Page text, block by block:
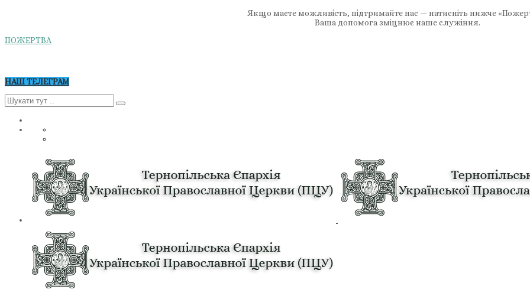
Якщо маєте можливість, підтримайте нас — натисніть нижче
Ваша допомога зміцнює наше служіння.
ПОЖЕРТВА
НАШ ТЕЛЕГРАМ